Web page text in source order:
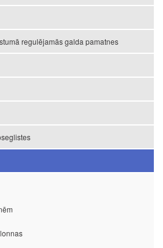
regulējamās galda pamatnes